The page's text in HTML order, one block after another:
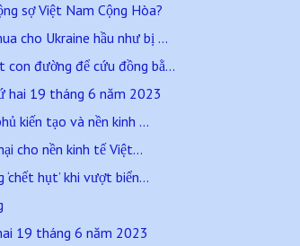
sợ Việt Nam Cộng Hòa?
cho Ukraine hầu như bị ...
con đường để cứu đồng bằ...
hai 19 tháng 6 năm 2023
kiến tạo và nền kinh ...
cho nền kinh tế Việt...
hụt’ khi vượt biển...
19 tháng 6 năm 2023